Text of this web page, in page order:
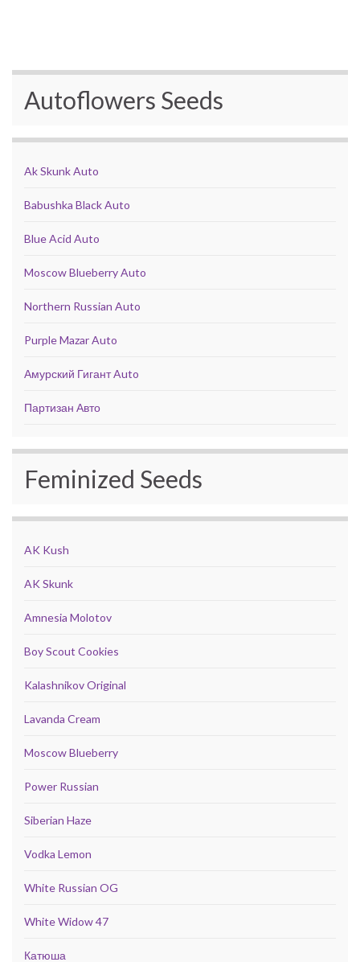
Autoflowers Seeds
Ak Skunk Auto
Babushka Black Auto
Blue Acid Auto
Moscow Blueberry Auto
Northern Russian Auto
Purple Mazar Auto
Амурский Гигант Auto
Партизан Авто
Feminized Seeds
AK Kush
AK Skunk
Amnesia Molotov
Boy Scout Cookies
Kalashnikov Original
Lavanda Cream
Moscow Blueberry
Power Russian
Siberian Haze
Vodka Lemon
White Russian OG
White Widow 47
Катюша